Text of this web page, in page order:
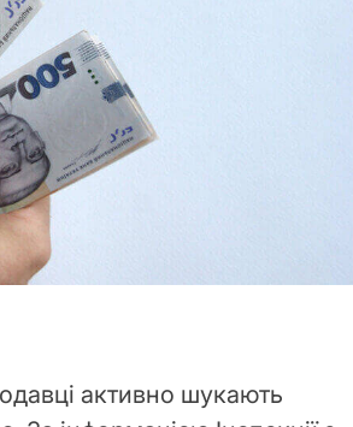
активно шукають